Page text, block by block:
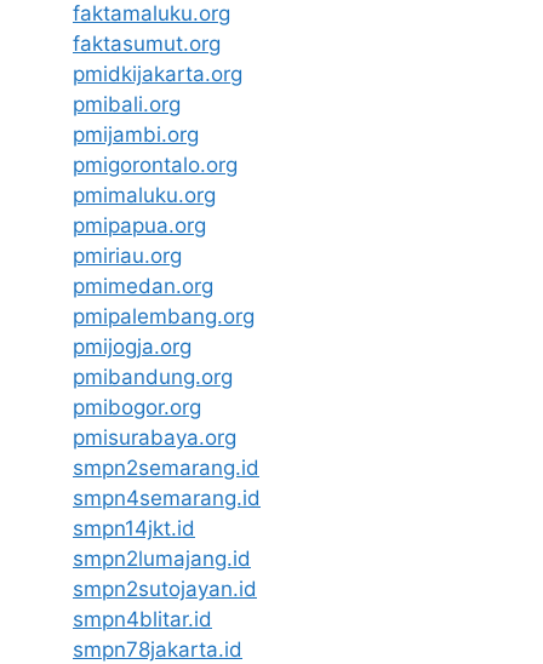
faktamaluku.org
faktasumut.org
pmidkijakarta.org
pmibali.org
pmijambi.org
pmigorontalo.org
pmimaluku.org
pmipapua.org
pmiriau.org
pmimedan.org
pmipalembang.org
pmijogja.org
pmibandung.org
pmibogor.org
pmisurabaya.org
smpn2semarang.id
smpn4semarang.id
smpn14jkt.id
smpn2lumajang.id
smpn2sutojayan.id
smpn4blitar.id
smpn78jakarta.id